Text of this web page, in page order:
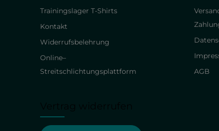
Trainingslager T-Shirts
Kontakt
Widerrufsbelehrung
Online–
Streitschlichtungsplattform
AGB